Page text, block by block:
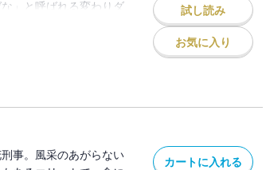
ニュー)：揚げハンバ
」と呼ばれる変わりダ
生かして事件の真相に
作。ほか、炭酸水をめ
大論争を中継し、“蒸
する激動の全12編！
ハンバーグ／唐揚げカ
試し読み
お気に入り
事。風采のあがらない
カートに入れる